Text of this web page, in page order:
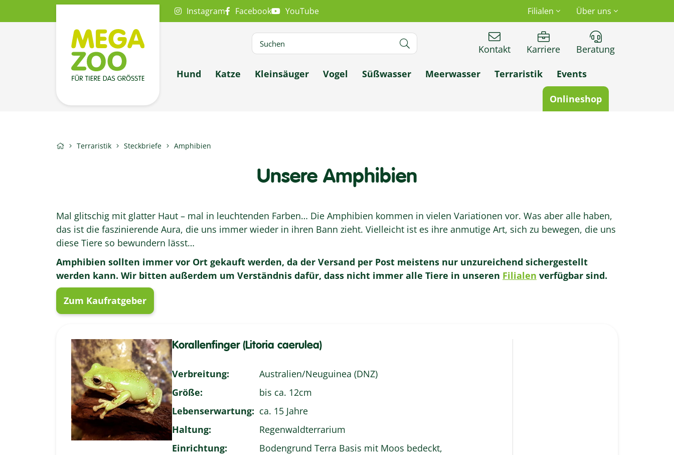
Instagram Facebook YouTube Filialen Über uns
Kontakt Karriere Beratung
Hund Katze Kleinsäuger Vogel Süßwasser Meerwasser Terraristik Events
Onlineshop
Terraristik Steckbriefe Amphibien
Unsere Amphibien
Mal glitschig mit glatter Haut – mal in leuchtenden Farben… Die Amphibien kommen in vielen Variationen vor. Was aber alle haben,
das ist die faszinierende Aura, die uns immer wieder in ihren Bann zieht. Vielleicht ist es ihre anmutige Art, sich zu bewegen, die uns
diese Tiere so bewundern lässt…
Amphibien sollten immer vor Ort gekauft werden, da der Versand per Post meistens nur unzureichend sichergestellt
werden kann. Wir bitten außerdem um Verständnis dafür, dass nicht immer alle Tiere in unseren Filialen verfügbar sind.
Zum Kaufratgeber
Korallenfinger (Litoria caerulea)
Verbreitung:
Australien/Neuguinea (DNZ)
Größe:
bis ca. 12cm
Lebenserwartung: ca. 15 Jahre
Haltung:
Regenwaldterrarium
Einrichtung:
Bodengrund Terra Basis mit Moos bedeckt,